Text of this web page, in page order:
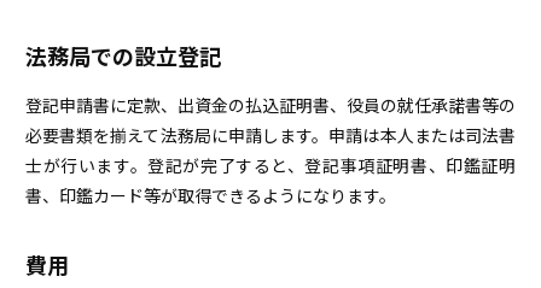
法務局での設立登記
登記申請書に定款、出資金の払込証明書、役員の就任承諾書等の
必要書類を揃えて法務局に申請します。申請は本人または司法書
士が行います。登記が完了すると、登記事項証明書、印鑑証明
書、印鑑カード等が取得できるようになります。
費用